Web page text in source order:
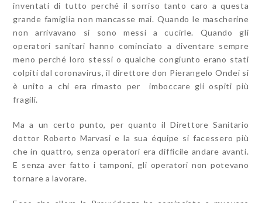
inventati di tutto perché il sorriso tanto caro a questa
grande famiglia non mancasse mai. Quando le mascherine
non arrivavano si sono messi a cucirle. Quando gli
operatori sanitari hanno cominciato a diventare sempre
meno perché loro stessi o qualche congiunto erano stati
colpiti dal coronavirus, il direttore don Pierangelo Ondei si
è unito a chi era rimasto per imboccare gli ospiti più
fragili.
Ma a un certo punto, per quanto il Direttore Sanitario
dottor Roberto Marvasi e la sua équipe si facessero più
che in quattro, senza operatori era difficile andare avanti.
E senza aver fatto i tamponi, gli operatori non potevano
tornare a lavorare.